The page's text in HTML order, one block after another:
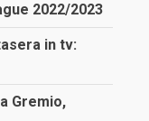
2022/2023
in tv:
Gremio,